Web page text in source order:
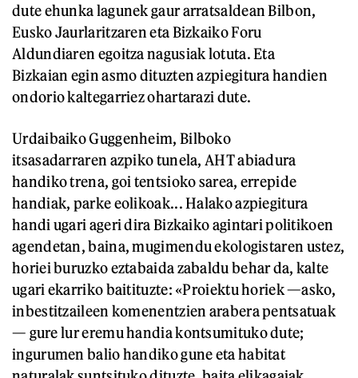
dute ehunka lagunek gaur arratsaldean Bilbon,
Eusko Jaurlaritzaren eta Bizkaiko Foru
Aldundiaren egoitza nagusiak lotuta. Eta
Bizkaian egin asmo dituzten azpiegitura handien
ondorio kaltegarriez ohartarazi dute.
Urdaibaiko Guggenheim, Bilboko
itsasadarraren azpiko tunela, AHT abiadura
handiko trena, goi tentsioko sarea, errepide
handiak, parke eolikoak... Halako azpiegitura
handi ugari ageri dira Bizkaiko agintari politikoen
agendetan, baina, mugimendu ekologistaren ustez,
horiei buruzko eztabaida zabaldu behar da, kalte
ugari ekarriko baitituzte: «Proiektu horiek —asko,
inbestitzaileen komenentzien arabera pentsatuak
— gure lur eremu handia kontsumituko dute;
ingurumen balio handiko gune eta habitat